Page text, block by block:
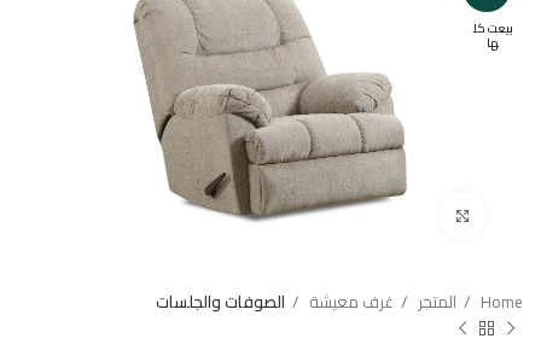
بيعت كل
ها
اضغط للتكبير
Home المتجر غرف معيشة الصوفات والجلسات